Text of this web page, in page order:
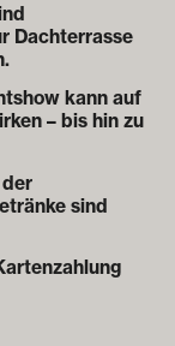
Dachterrasse
kann auf
– bis hin zu
der
sind